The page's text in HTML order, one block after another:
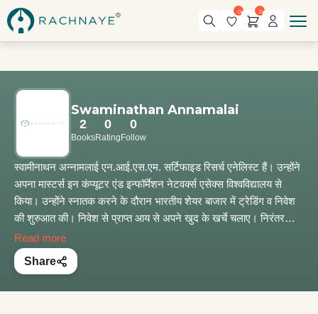
0 0
Swaminathan Annamalai
2
Books
0
Rating
0
Follow
स्वामीनाथन अन्नामलाई एन.आई.एस.एम. सर्टिफाइड रिसर्च एनेलिस्ट हैं। उन्होंने
अपना मास्टर्स इन कंप्यूटर एंड इन्फॉर्मेशन नेटवर्क्स एसेक्स विश्वविद्यालय से
किया। उन्होंने स्नातक करने के दौरान भारतीय शेयर बाजार में ट्रेडिंग व निवेश
की शुरुआत की। निवेश से प्राप्त आय से अपने खुद के खर्चे चलाए। निरंतर
स्टॉक ट्रेडिंग करते रहने से वे वित्तीय रूप से स्वतंत्र हो सके, अर्थात् उन्होंने जो
निष्क्रिय आय अर्जित की है, वह उनके खर्चों से कहीं अधिक है।
Read more
Share